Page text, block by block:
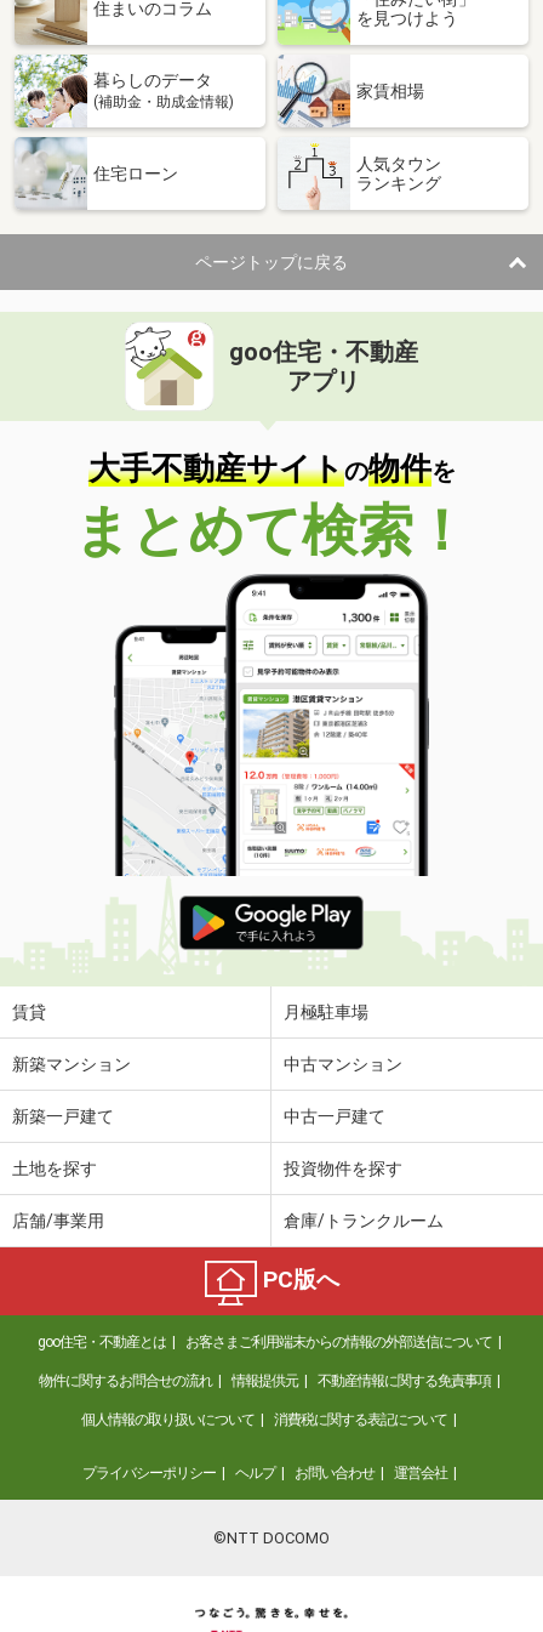
価 格
1,599万円
青森県八戸市大字糠塚字五郎兵衛前
建物面積 133.31m²
土地面積
164.56m²
青森県八戸市大字大久保字行人塚
1,299万円
住 所
青森県八戸市大字大久保字行人塚
建物面積 76.01m²
土地面積 133.01m²
青森県八戸市白銀台４
価 格
1,599万円
住 所
青森県八戸市白銀台４
建物面積 115.1m²
土地面積
250.13m²
青森県八戸市大字鮫町字ハン木沢
価 格
1,379万円
青森県八戸市大字鮫町字ハン木沢
92.74m²
土地面積 295.32m²
青森県八戸市田向４
価 格
3,880万円
住 所
青森県八戸市田向４
建物面積 209.35m²
土地面積 209.35m²
青森県八戸市石堂１
価 格
1,680万円
住 所
青森県八戸市石堂１
建物面積
158.64m²
青森県青森市大字羽白字沢田
1,499万円
137.15m²
1,399万円
住 所
青森県青森市幸畑４
建物面積 96.05m²
土地面積
176.68m²
青森県青森市大字安田字近野
価 格
2,990万円
住 所
青森県青森市大字安田字近野
225.18m²
青森県青森市大字大野字前田
住まいのコラム
を見つけよう
暮らしのデータ
(補助金・助成金情報)
家賃相場
住宅ローン
人気タウン
ランキング
ページトップに戻る
goo住宅・不動産
アプリ
大手不動産サイトの物件を
まとめて検索！
賃貸 月極駐車場
新築マンション 中古マンション
新築一戸建て 中古一戸建て
土地を探す 投資物件を探す
店舗/事業用 倉庫/トランクルーム
PC版へ
goo住宅・不動産とは お客さまご利用端末からの情報の外部送信について
物件に関するお問合せの流れ 情報提供元 不動産情報に関する免責事項
個人情報の取り扱いについて 消費税に関する表記について
プライバシーポリシー ヘルプ お問い合わせ 運営会社
©NTT DOCOMO